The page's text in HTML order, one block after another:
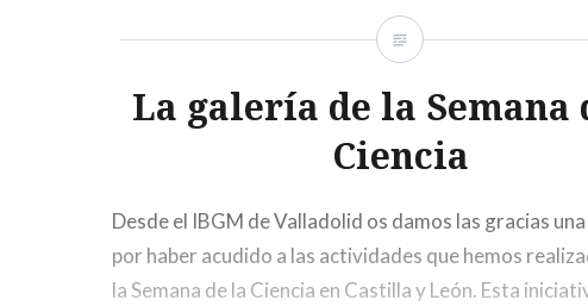
La galería de la Semana
Ciencia
Desde el IBGM de Valladolid os damos las gracias
por haber acudido a las actividades que hemos
la Semana de la Ciencia en Castilla y León. Esta